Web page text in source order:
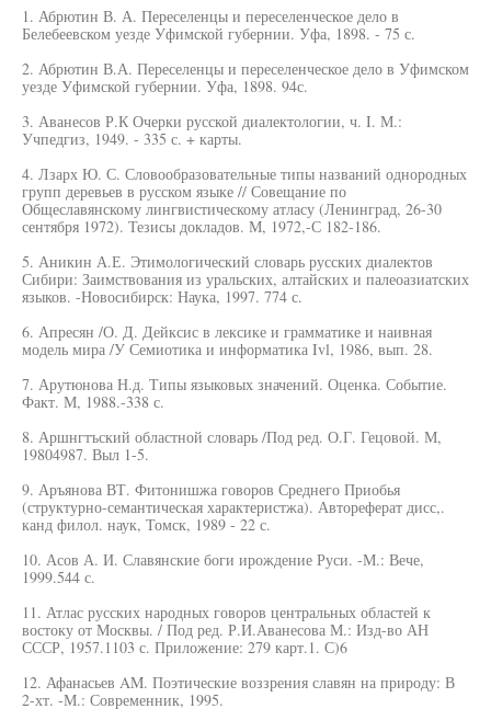
1. Абрютин В. А. Переселенцы и переселенческое дело в
Белебеевском уезде Уфимской губернии. Уфа, 1898. - 75 с.
2. Абрютин В.А. Переселенцы и переселенческое дело в Уфимском
уезде Уфимской губернии. Уфа, 1898. 94с.
3. Аванесов Р.К Очерки русской диалектологии, ч. I. М.:
Учпедгиз, 1949. - 335 с. + карты.
4. Лзарх Ю. С. Словообразовательные типы названий однородных
групп деревьев в русском языке // Совещание по
Общеславянскому лингвистическому атласу (Ленинград, 26-30
сентября 1972). Тезисы докладов. М, 1972,-С 182-186.
5. Аникин А.Е. Этимологический словарь русских диалектов
Сибири: Заимствования из уральских, алтайских и палеоазиатских
языков. -Новосибирск: Наука, 1997. 774 с.
6. Апресян /О. Д. Дейксис в лексике и грамматике и наивная
модель мира /У Семиотика и информатика Ivl, 1986, вып. 28.
7. Арутюнова Н.д. Типы языковых значений. Оценка. Событие.
Факт. М, 1988.-338 с.
8. Аршнгтъский областной словарь /Под ред. О.Г. Гецовой. М,
19804987. Выл 1-5.
9. Аръянова ВТ. Фитонишжа говоров Среднего Приобья
(структурно-семантическая характеристжа). Автореферат дисс,.
канд филол. наук, Томск, 1989 - 22 с.
10. Асов А. И. Славянские боги ирождение Руси. -М.: Вече,
1999.544 с.
11. Атлас русских народных говоров центральных областей к
востоку от Москвы. / Под ред. Р.И.Аванесова М.: Изд-во АН
СССР, 1957.1103 с. Приложение: 279 карт.1. С)6
12. Афанасьев AM. Поэтические воззрения славян на природу: В
2-хт. -М.: Современник, 1995.